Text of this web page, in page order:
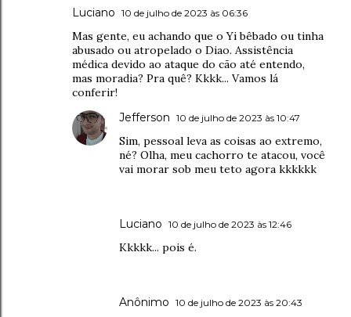
Luciano 10 de julho de 2023 às 06:36
Mas gente, eu achando que o Yi bêbado ou tinha
abusado ou atropelado o Diao. Assistência
médica devido ao ataque do cão até entendo,
mas moradia? Pra quê? Kkkk... Vamos lá
conferir!
Jefferson 10 de julho de 2023 às 10:47
Sim, pessoal leva as coisas ao extremo,
né? Olha, meu cachorro te atacou, você
vai morar sob meu teto agora kkkkkk
Luciano 10 de julho de 2023 às 12:46
Kkkkk... pois é.
Anônimo 10 de julho de 2023 às 20:43